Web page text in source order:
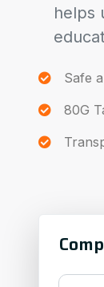
helps
Safe
80G